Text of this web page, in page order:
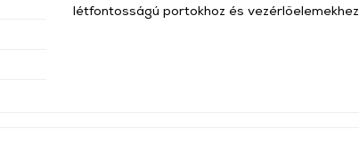
létfontosságú portokhoz és vezérlőelemekhez